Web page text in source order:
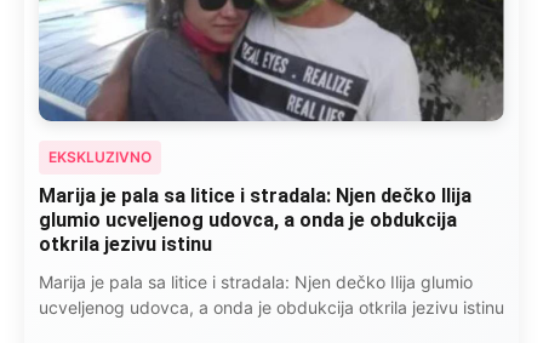
EKSKLUZIVNO
Marija je pala sa litice i stradala: Njen dečko Ilija
glumio ucveljenog udovca, a onda je obdukcija
otkrila jezivu istinu
Marija je pala sa litice i stradala: Njen dečko Ilija glumio
ucveljenog udovca, a onda je obdukcija otkrila jezivu istinu